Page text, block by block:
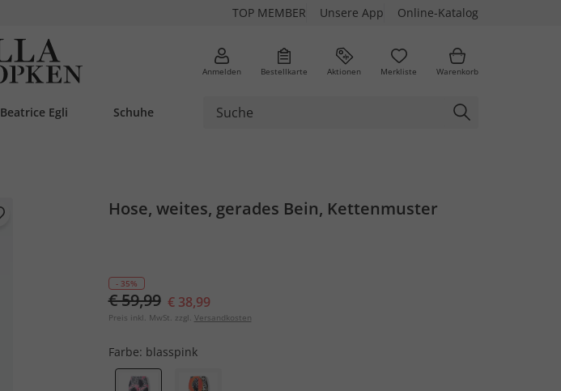
TOP MEMBER Unsere App Online-Katalog
Anmelden Bestellkarte Aktionen Merkliste Warenkorb
Beatrice Egli Schuhe
Hose, weites, gerades Bein, Kettenmuster
- 35%
€ 59,99 € 38,99
Preis inkl. MwSt. zzgl. Versandkosten
Farbe: blasspink